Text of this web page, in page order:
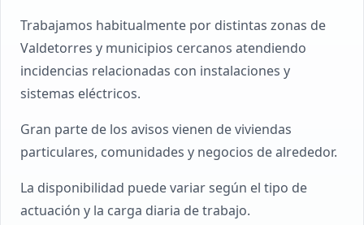
Trabajamos habitualmente por distintas zonas de
Valdetorres y municipios cercanos atendiendo
incidencias relacionadas con instalaciones y
sistemas eléctricos.
Gran parte de los avisos vienen de viviendas
particulares, comunidades y negocios de alrededor.
La disponibilidad puede variar según el tipo de
actuación y la carga diaria de trabajo.